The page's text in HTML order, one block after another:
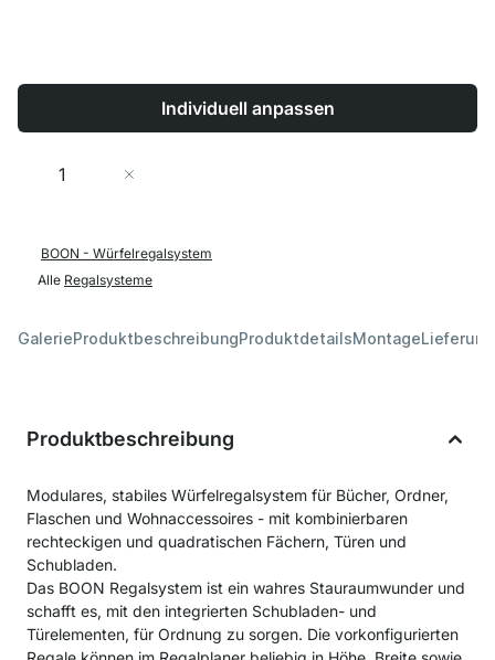
Individuell anpassen
Menge
BOON - Würfelregalsystem
Alle Regalsysteme
GalerieProduktbeschreibungProduktdetailsMontage
Produktbeschreibung
Modulares, stabiles Würfelregalsystem für Bücher, Ordner,
Flaschen und Wohnaccessoires - mit kombinierbaren
rechteckigen und quadratischen Fächern, Türen und
Schubladen.
Das BOON Regalsystem ist ein wahres Stauraumwunder und
schafft es, mit den integrierten Schubladen- und
Türelementen, für Ordnung zu sorgen. Die vorkonfigurierten